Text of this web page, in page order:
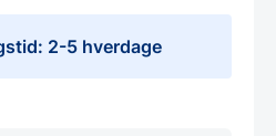
2-5 hverdage